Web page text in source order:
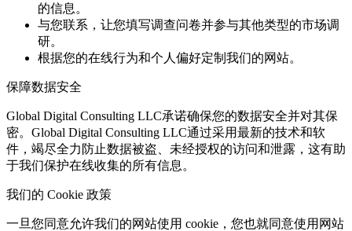
的信息。
与您联系，让您填写调查问卷并参与其他类型的市场调
研。
根据您的在线行为和个人偏好定制我们的网站。
保障数据安全
Global Digital Consulting LLC承诺确保您的数据安全并对其保
密。Global Digital Consulting LLC通过采用最新的技术和软
件，竭尽全力防止数据被盗、未经授权的访问和泄露，这有助
于我们保护在线收集的所有信息。
我们的 Cookie 政策
一旦您同意允许我们的网站使用 cookie，您也就同意使用网站